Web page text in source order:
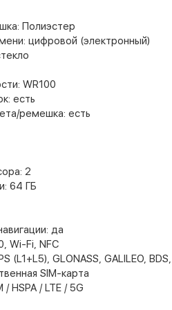
Полиэстер
цифровой (электронный)
WR100
есть
ремешка: есть
2
64 ГБ
да
Wi-Fi, NFC
(L1+L5), GLONASS, GALILEO,
SIM-карта
HSPA / LTE / 5G